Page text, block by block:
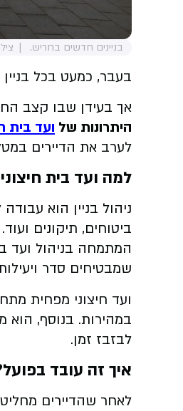
בניינים חדשים בחריש.
בעבר, כמעט בכל בניין
אך בעידן שבו קצב
היתרונות של ועד בית
לערב את הדיירים
למה ועד בית
ניהול בניין הוא
ביטוחים, תיקונים
המתמחה בניהול ועד
שמבטיחים סדר
ועד חיצוני מפחית
במהירות. בנוסף, הוא
לבזבז זמן.
איך זה עובד
לאחר שהדיירים